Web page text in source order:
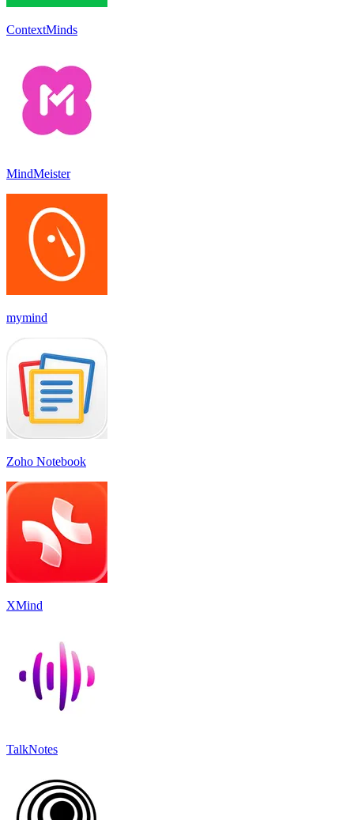
ContextMinds
MindMeister
mymind
Zoho Notebook
XMind
TalkNotes